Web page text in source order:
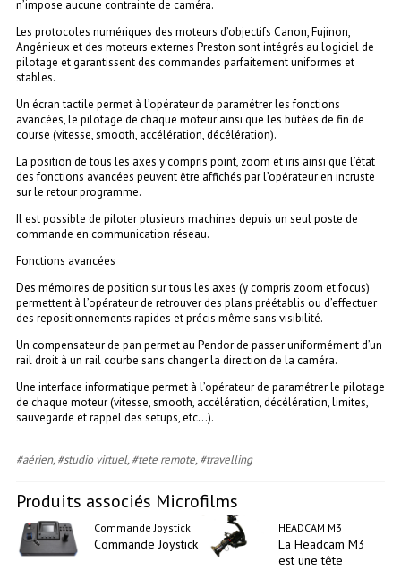
n’impose aucune contrainte de caméra.
Les protocoles numériques des moteurs d’objectifs Canon, Fujinon,
Angénieux et des moteurs externes Preston sont intégrés au logiciel de
pilotage et garantissent des commandes parfaitement uniformes et
stables.
Un écran tactile permet à l’opérateur de paramétrer les fonctions
avancées, le pilotage de chaque moteur ainsi que les butées de fin de
course (vitesse, smooth, accélération, décélération).
La position de tous les axes y compris point, zoom et iris ainsi que l’état
des fonctions avancées peuvent être affichés par l’opérateur en incruste
sur le retour programme.
Il est possible de piloter plusieurs machines depuis un seul poste de
commande en communication réseau.
Fonctions avancées
Des mémoires de position sur tous les axes (y compris zoom et focus)
permettent à l’opérateur de retrouver des plans préétablis ou d’effectuer
des repositionnements rapides et précis même sans visibilité.
Un compensateur de pan permet au Pendor de passer uniformément d’un
rail droit à un rail courbe sans changer la direction de la caméra.
Une interface informatique permet à l’opérateur de paramétrer le pilotage
de chaque moteur (vitesse, smooth, accélération, décélération, limites,
sauvegarde et rappel des setups, etc…).
#aérien #studio virtuel #tete remote #travelling
Produits associés Microfilms
Commande Joystick
Commande Joystick
HEADCAM M3
La Headcam M3
est une tête